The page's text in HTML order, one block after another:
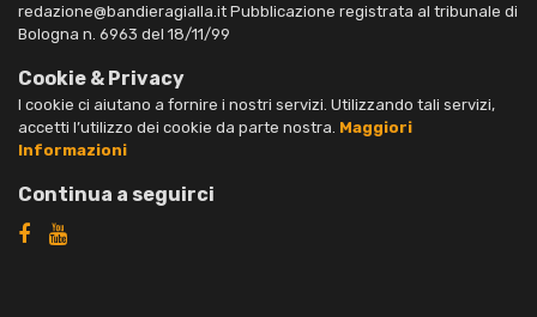
redazione@bandieragialla.it Pubblicazione registrata al tribunale di
Bologna n. 6963 del 18/11/99
Cookie & Privacy
I cookie ci aiutano a fornire i nostri servizi. Utilizzando tali servizi,
accetti l’utilizzo dei cookie da parte nostra. Maggiori
Informazioni
Continua a seguirci